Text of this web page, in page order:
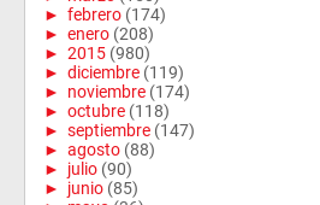
► febrero (174)
► enero (208)
► 2015 (980)
► diciembre (119)
► noviembre (174)
► octubre (118)
► septiembre (147)
► agosto (88)
► julio (90)
► junio (85)